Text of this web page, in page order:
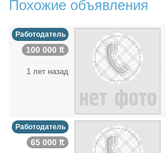
Похожие объявления
Работодатель
100 000 ₶
1 лет назад
Работодатель
65 000 ₶